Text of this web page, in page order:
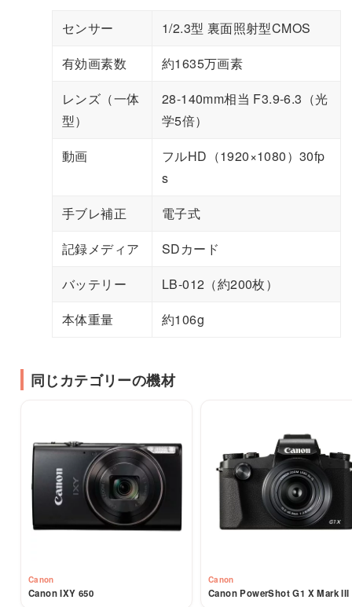
センサー
1/2.3型 裏面照射型CMOS
有効画素数
約1635万画素
レンズ（一体
型）
28-140mm相当 F3.9-6.3（光
学5倍）
動画
フルHD（1920×1080）30fp
s
手ブレ補正
電子式
記録メディア
SDカード
バッテリー
LB-012（約200枚）
本体重量
約106g
同じカテゴリーの機材
Canon
Canon IXY 650
Canon
Canon PowerShot G1 X Mark III